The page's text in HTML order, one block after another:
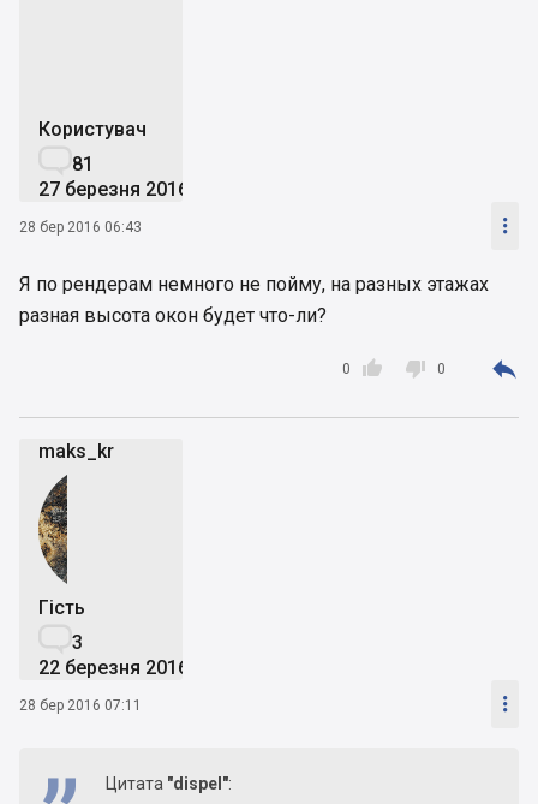
Користувач
81
27 березня 2016
28 бер 2016 06:43 
Я по рендерам немного не пойму, на разных этажах
разная высота окон будет что-ли?

0  0 
maks_kr
Гість
3
22 березня 2016
28 бер 2016 07:11 
Цитата "dispel":